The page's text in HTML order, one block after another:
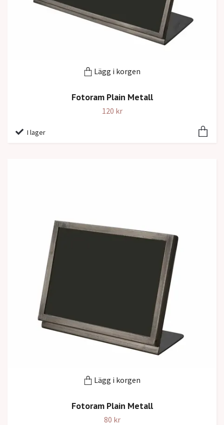
Lägg i korgen
Fotoram Plain Metall
120 kr
I lager
Lägg i korgen
Fotoram Plain Metall
80 kr